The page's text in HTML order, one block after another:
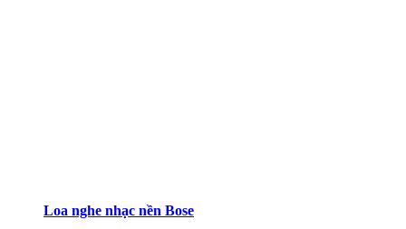
Loa nghe nhạc nền Bose